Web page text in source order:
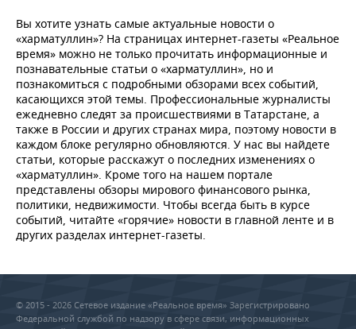
Вы хотите узнать самые актуальные новости о
«харматуллин»? На страницах интернет-газеты «Реальное
время» можно не только прочитать информационные и
познавательные статьи о «харматуллин», но и
познакомиться с подробными обзорами всех событий,
касающихся этой темы. Профессиональные журналисты
ежедневно следят за происшествиями в Татарстане, а
также в России и других странах мира, поэтому новости в
каждом блоке регулярно обновляются. У нас вы найдете
статьи, которые расскажут о последних изменениях о
«харматуллин». Кроме того на нашем портале
представлены обзоры мирового финансового рынка,
политики, недвижимости. Чтобы всегда быть в курсе
событий, читайте «горячие» новости в главной ленте и в
других разделах интернет-газеты.
© 2015 - 2026 Сетевое издание «Реальное время» Зарегистрировано
Федеральной службой по надзору в сфере связи, информационных